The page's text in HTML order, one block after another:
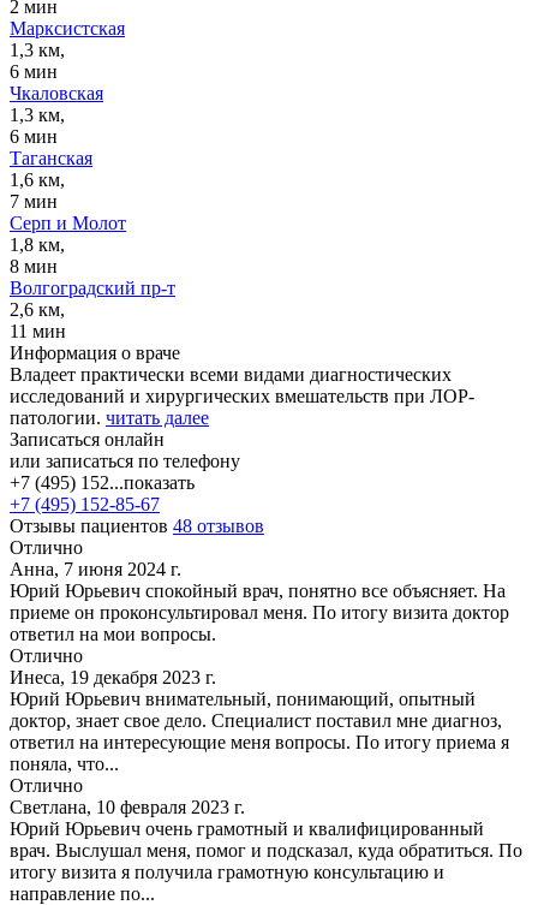
2 мин
Марксистская
1,3 км,
6 мин
Чкаловская
1,3 км,
6 мин
Таганская
1,6 км,
7 мин
Серп и Молот
1,8 км,
8 мин
Волгоградский пр-т
2,6 км,
11 мин
Информация о враче
Владеет практически всеми видами диагностических
исследований и хирургических вмешательств при ЛОР-
патологии. читать далее
Записаться онлайн
или записаться по телефону
+7 (495) 152...показать
+7 (495) 152-85-67
Отзывы пациентов 48 отзывов
Отлично
Анна, 7 июня 2024 г.
Юрий Юрьевич спокойный врач, понятно все объясняет. На
приеме он проконсультировал меня. По итогу визита доктор
ответил на мои вопросы.
Отлично
Инеса, 19 декабря 2023 г.
Юрий Юрьевич внимательный, понимающий, опытный
доктор, знает свое дело. Специалист поставил мне диагноз,
ответил на интересующие меня вопросы. По итогу приема я
поняла, что...
Отлично
Светлана, 10 февраля 2023 г.
Юрий Юрьевич очень грамотный и квалифицированный
врач. Выслушал меня, помог и подсказал, куда обратиться. По
итогу визита я получила грамотную консультацию и
направление по...